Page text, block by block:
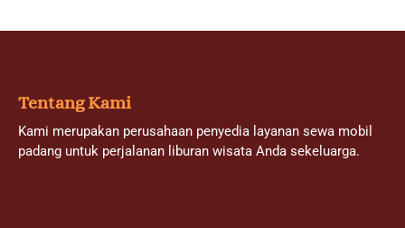
Tentang Kami
Kami merupakan perusahaan penyedia layanan sewa mobil
padang untuk perjalanan liburan wisata Anda sekeluarga.